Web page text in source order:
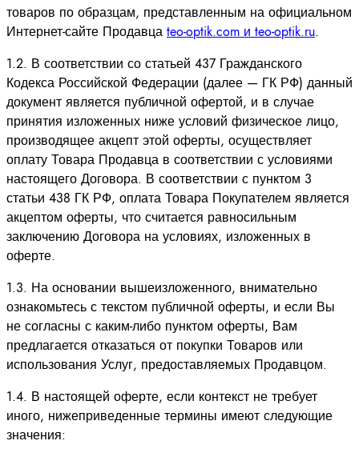
товаров по образцам, представленным на официальном
Интернет-сайте Продавца teo-optik.com и teo-optik.ru.
1.2. В соответствии со статьей 437 Гражданского
Кодекса Российской Федерации (далее — ГК РФ) данный
документ является публичной офертой, и в случае
принятия изложенных ниже условий физическое лицо,
производящее акцепт этой оферты, осуществляет
оплату Товара Продавца в соответствии с условиями
настоящего Договора. В соответствии с пунктом 3
статьи 438 ГК РФ, оплата Товара Покупателем является
акцептом оферты, что считается равносильным
заключению Договора на условиях, изложенных в
оферте.
1.3. На основании вышеизложенного, внимательно
ознакомьтесь с текстом публичной оферты, и если Вы
не согласны с каким-либо пунктом оферты, Вам
предлагается отказаться от покупки Товаров или
использования Услуг, предоставляемых Продавцом.
1.4. В настоящей оферте, если контекст не требует
иного, нижеприведенные термины имеют следующие
значения: